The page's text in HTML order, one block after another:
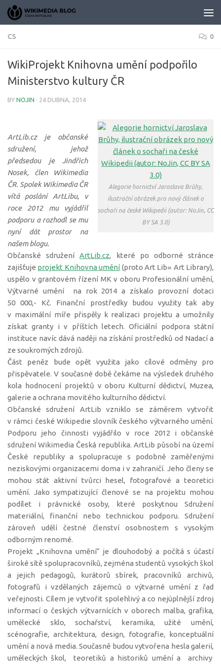
Skip to content
CS 0
WikiProjekt Knihovna umění podpořilo
Ministerstvo kultury ČR
BY NOJIN · 24 DUBNA, 2014
Alegorie hornictví Jaroslava Brůhy,
ilustrační obrázek pro nový článek o
sochaři na české Wikipedii (autor: NoJin, CC
BY SA 3.0)
ArtLib.cz je občanské
sdružení, jehož
předsedou je Jindřich
Nosek, člen Wikimedia
ČR. Spolek Wikimedia ČR
vítá poslání ArtLibu, v
roce 2012 mu vyjádřil
podporu a rozhodl se mu
nyní dát prostor na
našem blogu.
Občanské sdruženíArtLib.cz, které po odborné stránce
zajišťuje projekt Knihovna umění (proto Art Lib= Art Library),
uspělo v grantovém řízení MK v oboru Profesionální umění,
Výtvarné umění na rok 2014 a získalo provozní dotaci
50 000,- Kč. Finanční prostředky budou využity tak aby
v maximální míře přispěly k realizaci projektu a umožnily
získat granty i v příštích letech. Oficiální podpora státní
instituce navíc dává naději na získání prostředků od Nadací a
ze soukromých zdrojů.
Část peněz bude opět využita jako cílové odměny pro
přispěvatele. V současné době čekáme na výsledek druhého
kola hodnocení projektů v oboru Kulturní dědictví, Muzea,
galerie a ochrana movitého kulturního dědictví.
Občanské sdružení ArtLib vzniklo se záměrem vytvořit
v rámci české Wikipedie slovník českého výtvarného umění.
Podporu jeho činnosti vyjádřilo v roce 2012 i občanské
sdružení Wikimedia Česká republika. ArtLib působí na území
České republiky a spolupracuje s podobně zaměřenými
neziskovými organizacemi doma i v zahraničí. Jeho členy se
mohou stát aktivní tvůrci hesel, fotografové a teoretici
umění. Jako sympatizující členové se na projektu mohou
podílet i právnické osoby, které poskytnou Sdružení
materiální, finanční nebo technickou podporu. Sdružení
zároveň udělí čestné členství osobnostem s vysokým
odborným renomé.
Projekt „Knihovna umění“ je dlouhodobý a počítá s účastí
široké sítě spolupracovníků, zejména studentů vysokých škol
a jejich pedagogů, kurátorů sbírek, pracovníků archivů,
fotografů i vzdělaných zájemců o výtvarné umění z řad
veřejnosti. Cílem je vytvořit spolehlivý a co nejúplnější zdroj
informací o českých výtvarnících v oborech malba, grafika,
umělecké sklo, sochařství, keramika, užité umění,
scénografie, architektura, design, fotografie, konceptuální
umění a nová media. Současně budou vytvořena hesla galerií,
uměleckých škol, teoretiků a historiků umění a archivy